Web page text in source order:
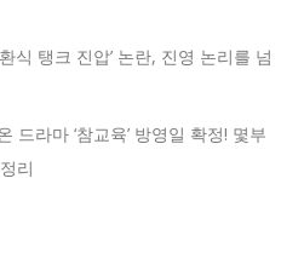
식 탱크 진압’ 논란, 진영 논리를 넘
드라마 ‘참교육’ 방영일 확정! 몇부
리